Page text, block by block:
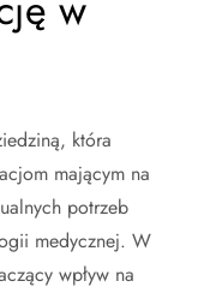
która
mającym na
potrzeb
medycznej. W
wpływ na